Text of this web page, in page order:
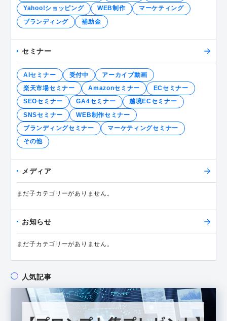
Yahoo!ショッピング WEB制作
マーケティング
ブランディング
補助金
セミナー
AIセミナー 受付中
アーカイブ動画
楽天市場セミナー
Amazonセミナー
ECセミナー
SEOセミナー
GA4セミナー
越境ECセミナー
SNSセミナー
WEB制作セミナー
ブランディングセミナー
マーケティングセミナー
その他
メディア
まだ子カテゴリーがありません。
お知らせ
まだ子カテゴリーがありません。
人気記事